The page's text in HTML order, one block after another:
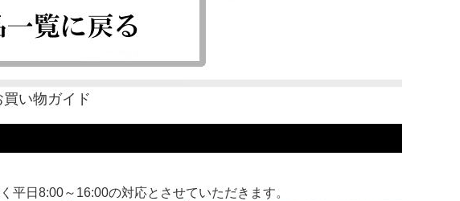
買い物ガイド
平日8:00～16:00の対応とさせていただきます。